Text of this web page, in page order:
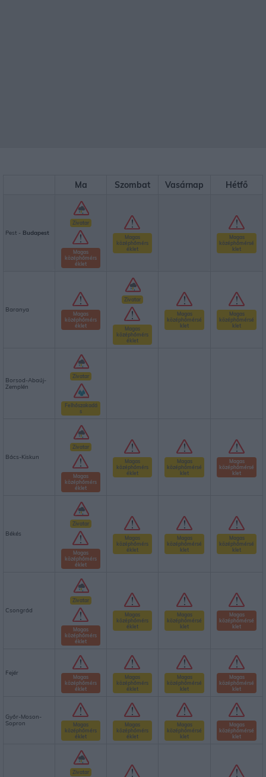
Ma Szombat Vasárnap Hétfő
Pest - Budapest
Zivatar
Magas
középhőmérs
éklet
Magas
középhőmérs
éklet
Magas
középhőmérsé
klet
Baranya
Magas
középhőmérs
éklet
Zivatar
Magas
középhőmérs
éklet
Magas
középhőmérsé
klet
Magas
középhőmérsé
klet
Borsod-Abaúj-
Zemplén
Zivatar
Felhőszakadá
s
Bács-Kiskun
Zivatar
Magas
középhőmérs
éklet
Magas
középhőmérs
éklet
Magas
középhőmérsé
klet
Magas
középhőmérsé
klet
Békés
Zivatar
Magas
középhőmérs
éklet
Magas
középhőmérs
éklet
Magas
középhőmérsé
klet
Magas
középhőmérsé
klet
Csongrád
Zivatar
Magas
középhőmérs
éklet
Magas
középhőmérs
éklet
Magas
középhőmérsé
klet
Magas
középhőmérsé
klet
Fejér
Magas
középhőmérs
éklet
Magas
középhőmérs
éklet
Magas
középhőmérsé
klet
Magas
középhőmérsé
klet
Győr-Moson-
Sopron
Magas
középhőmérs
éklet
Magas
középhőmérs
éklet
Magas
középhőmérsé
klet
Magas
középhőmérsé
klet
Zivatar